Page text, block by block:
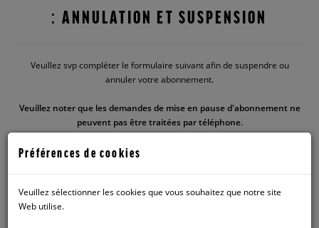
: ANNULATION ET SUSPENSION
Veuillez svp compléter le formulaire suivant afin de suspendre ou
annuler votre abonnement.
Veuillez noter que les demandes de mise en pause d'abonnement ne
peuvent pas être traitées par téléphone.
SUSPENSION / ANNULATION D'ABONNEMENT
Préférences de cookies
Veuillez sélectionner les cookies que vous souhaitez que notre site
Web utilise.